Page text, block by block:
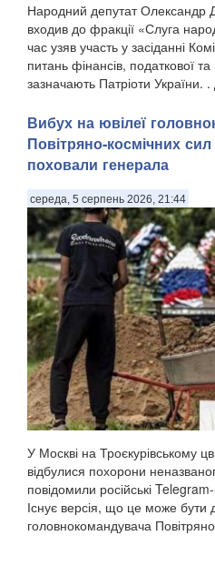
Народний депутат Олександр
входив до фракції «Слуга
час узяв участь у засіданні
питань фінансів, податкової та
зазначають Патріоти України. .
Вибух на ювілеї
Повітряно-космічних
поховали генерала
середа, 5 серпень 2026, 21:44
У Москві на Троєкурівському
відбулися похорони
повідомили російські
Існує версія, що це може бути
головнокомандувача